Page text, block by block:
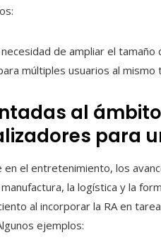
de ampliar el tamaño
múltiples usuarios al mismo
al
para
el entretenimiento, los
la logística y la
al incorporar la RA en
ejemplos: